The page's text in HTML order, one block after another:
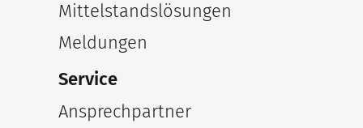
Mittelstandslösungen
Meldungen
Service
Ansprechpartner